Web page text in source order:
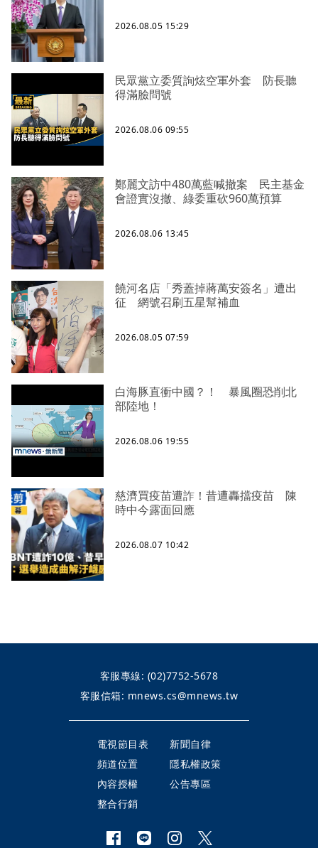
2026.08.05 15:29
民眾黨立委質詢炫空軍外套 防長聽
得滿臉問號
2026.08.06 09:55
鄭麗文訪中480萬藍喊撤案 民主基金
會證實沒撤、綠委重砍960萬預算
2026.08.06 13:45
饒河名店「秀蓋掉蔣萬安簽名」遭出
征 網號召刷五星幫補血
2026.08.05 07:59
白海豚直衝中國？！ 暴風圈恐削北
部陸地！
2026.08.06 19:55
慈濟買疫苗遭詐！昔遭轟擋疫苗 陳
時中今露面回應
2026.08.07 10:42
客服專線: (02)7752-5678
客服信箱: mnews.cs@mnews.tw
電視節目表
新聞自律
頻道位置
隱私權政策
內容授權
公告專區
整合行銷